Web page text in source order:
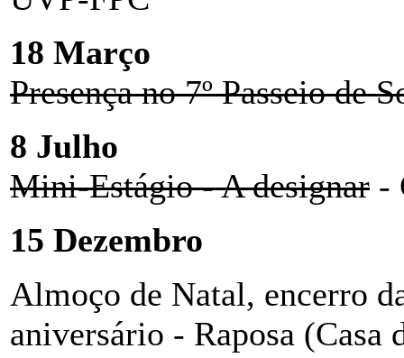
18 Março
Presença no 7º Passeio de
8 Julho
Mini-Estágio - A designar -
15 Dezembro
Almoço de Natal, encerro
aniversário - Raposa (Casa